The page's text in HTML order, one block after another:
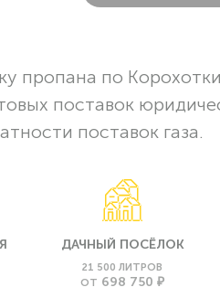
пропана по
поставок
поставок газа.
ДАЧНЫЙ ПОСЁЛОК
21 500 ЛИТРОВ
ОТ 698 750 ₽